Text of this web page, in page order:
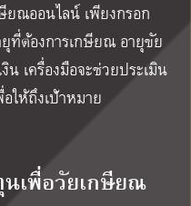
ยณออนไลน์ เพียงกรอก
ที่ต้องการเกษียณ อายุขัย
น เครื่องมือจะช่วยประเมิน
ให้ถึงเป้าหมาย
เพื่อวัยเกษียณ